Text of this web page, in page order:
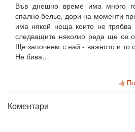
Във днешно време има много
спално бельо, дори на моменти
има някой неща които не
следващите няколко реда ще се
Ще започнем с най - важното и то
Не бива…
Коментари